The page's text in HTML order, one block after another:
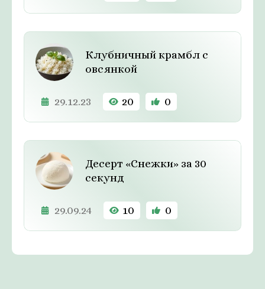
Клубничный крамбл с
овсянкой
29.12.23 20 0
Десерт «Снежки» за 30
секунд
29.09.24 10 0